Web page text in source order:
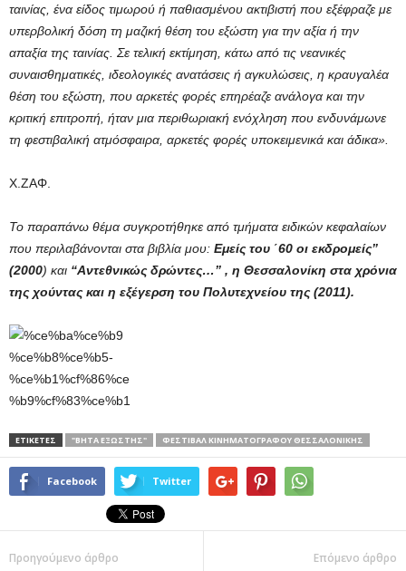
ταινίας, ένα είδος τιμωρού ή παθιασμένου ακτιβιστή που εξέφραζε με
υπερβολική δόση τη μαζική θέση του εξώστη για την αξία ή την
απαξία της ταινίας. Σε τελική εκτίμηση, κάτω από τις νεανικές
συναισθηματικές, ιδεολογικές ανατάσεις ή αγκυλώσεις, η κραυγαλέα
θέση του εξώστη, που αρκετές φορές επηρέαζε ανάλογα και την
κριτική επιτροπή, ήταν μια περιθωριακή ενόχληση που ενδυνάμωνε
τη φεστιβαλική ατμόσφαιρα, αρκετές φορές υποκειμενικά και άδικα».
Χ.ΖΑΦ.
Το παραπάνω θέμα συγκροτήθηκε από τμήματα ειδικών κεφαλαίων
που περιλαβάνονται στα βιβλία μου: Εμείς του ΄60 οι εκδρομείς”
(2000) και “Αντεθνικώς δρώντες…” , η Θεσσαλονίκη στα χρόνια
της χούντας και η εξέγερση του Πολυτεχνείου της (2011).
ΕΤΙΚΕΤΕΣ "ΒΉΤΑ ΕΞΏΣΤΗΣ" ΦΕΣΤΙΒΆΛ ΚΙΝΗΜΑΤΟΓΡΆΦΟΥ ΘΕΣΣΑΛΟΝΊΚΗΣ
Facebook Twitter
Προηγούμενο άρθρο Επόμενο άρθρο